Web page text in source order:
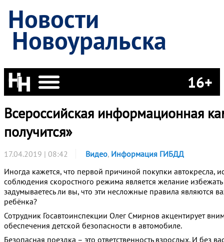
Новости
Новоуральска
16+
Всероссийская информационная
получится»
17.04.2019 | 08:42 Видео, Информация ГИБДД
Иногда кажется, что первой причиной покупки автокресла,
соблюдения скоростного режима является желание
задумываетесь ли вы, что эти несложные правила являются
ребёнка?
Сотрудник Госавтоинспекции Олег Смирнов акцентирует
обеспечения детской безопасности в автомобиле.
Безопасная поездка – это ответственность взрослых. И без